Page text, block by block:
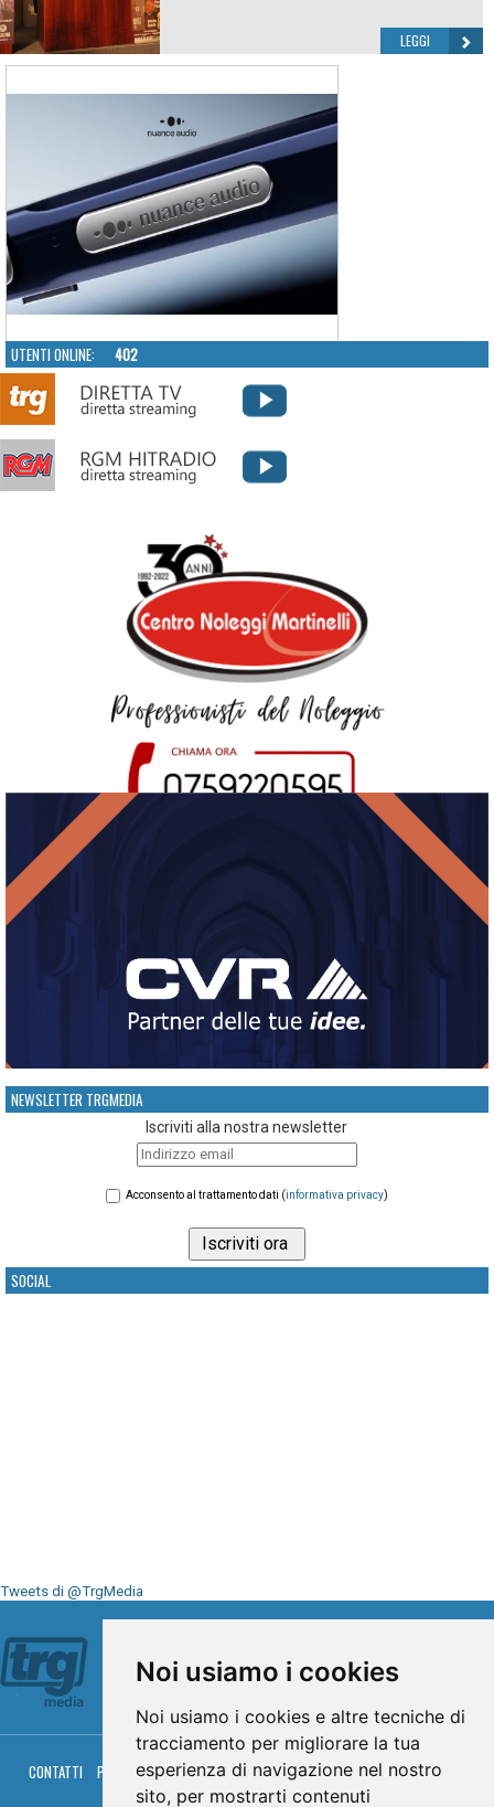
Noi usiamo i cookies
Noi usiamo i cookies e altre tecniche di
tracciamento per migliorare la tua
esperienza di navigazione nel nostro
sito, per mostrarti contenuti
LEGGI
UTENTI ONLINE: 402
NEWSLETTER TRGMEDIA
Iscriviti alla nostra newsletter
Acconsento al trattamento dati (informativa privacy)
SOCIAL
Tweets di @TrgMedia
CONTATTI PRIVACY COOKIES PALINSESTO DIRETTA TV
DIRETTA RADIO
RGM HITRADIO